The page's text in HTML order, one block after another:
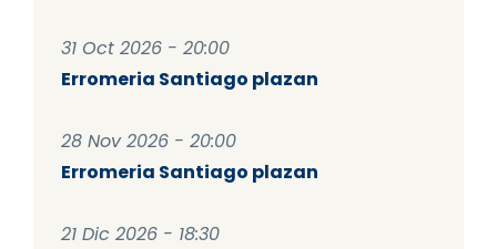
31 Oct 2026 - 20:00
Erromeria Santiago plazan
28 Nov 2026 - 20:00
Erromeria Santiago plazan
21 Dic 2026 - 18:30